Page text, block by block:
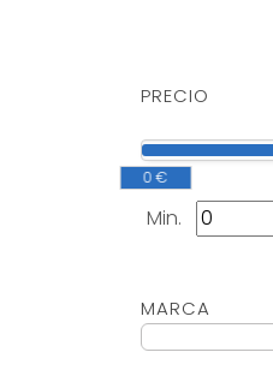
PRECIO
0 €
Min.
MARCA